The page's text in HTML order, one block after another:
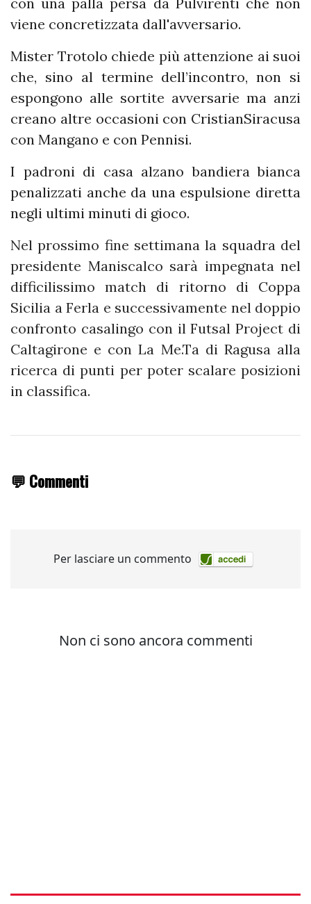
viene concretizzata dall'avversario.
Mister Trotolo chiede più attenzione ai suoi
che, sino al termine dell’incontro, non si
espongono alle sortite avversarie ma anzi
creano altre occasioni con CristianSiracusa
con Mangano e con Pennisi.
I padroni di casa alzano bandiera bianca
penalizzati anche da una espulsione diretta
negli ultimi minuti di gioco.
Nel prossimo fine settimana la squadra del
presidente Maniscalco sarà impegnata nel
difficilissimo match di ritorno di Coppa
Sicilia a Ferla e successivamente nel doppio
confronto casalingo con il Futsal Project di
Caltagirone e con La Me.Ta di Ragusa alla
ricerca di punti per poter scalare posizioni
in classifica.
💬 Commenti